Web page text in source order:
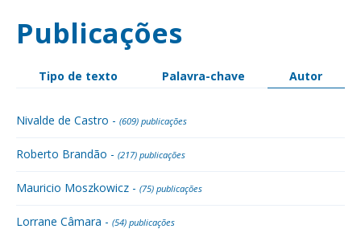
Publicações
Tipo de texto Palavra-chave Autor
Nivalde de Castro - (609) publicações
Roberto Brandão - (217) publicações
Mauricio Moszkowicz - (75) publicações
Lorrane Câmara - (54) publicações